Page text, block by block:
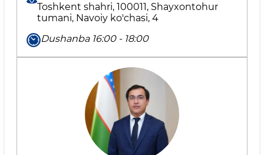
Toshkent shahri, 100011, Shayxontohur
tumani, Navoiy ko'chasi, 4
Dushanba 16:00 - 18:00